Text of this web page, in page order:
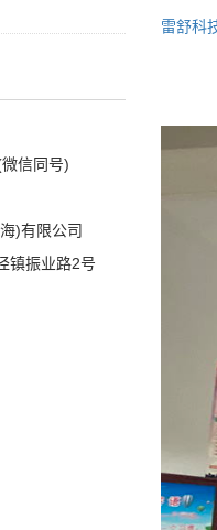
雷舒科
信同号)
)有限公司
镇振业路2号